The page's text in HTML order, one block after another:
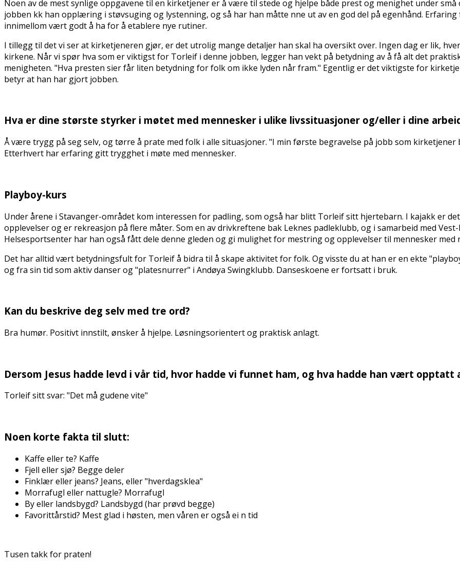
Noen av de mest synlige oppgavene til en kirketjener er å være til stede og hjelpe både prest og menighet under
jobben fikk han opplæring i støvsuging og lystenning, og så har han måtte finne ut av en god del på egenhånd.
innimellom vært godt å ha for å etablere nye rutiner.
I tillegg til det vi ser at kirketjeneren gjør, er det utrolig mange detaljer han skal ha oversikt over. Ingen dag er lik,
kirkene. Når vi spør hva som er viktigst for Torleif i denne jobben, legger han vekt på betydning av å få alt det
menigheten. "Hva presten sier får liten betydning for folk om ikke lyden når fram." Egentlig er det viktigste for
betyr at han har gjort jobben.
Hva er dine største styrker i møtet med mennesker i ulike livssituasjoner og/eller i dine
Å være trygg på seg selv, og tørre å prate med folk i alle situasjoner. "I min første begravelse på jobb som
Etterhvert har erfaring gitt trygghet i møte med mennesker.
Playboy-kurs
Under årene i Stavanger-området kom interessen for padling, som også har blitt Torleif sitt hjertebarn. I kajakk er
opplevelser og er rekreasjon på flere måter. Som en av drivkreftene bak Leknes padleklubb, og i samarbeid med
Helsesportsenter har han også fått dele denne gleden og gi mulighet for mestring og opplevelser til mennesker
Det har alltid vært betydningsfult for Torleif å bidra til å skape aktivitet for folk. Og visste du at han er en ekte
og fra sin tid som aktiv danser og "platesnurrer" i Andøya Swingklubb. Danseskoene er fortsatt i bruk.
Kan du beskrive deg selv med tre ord?
Bra humør. Positivt innstilt, ønsker å hjelpe. Løsningsorientert og praktisk anlagt.
Dersom Jesus hadde levd i vår tid, hvor hadde vi funnet ham, og hva hadde han vært opptatt
Torleif sitt svar: "Det må gudene vite"
Noen korte fakta til slutt:
Kaffe eller te? Kaffe
Fjell eller sjø? Begge deler
Finklær eller jeans? Jeans, eller "hverdagsklea"
Morrafugl eller nattugle? Morrafugl
By eller landsbygd? Landsbygd (har prøvd begge)
Favorittårstid? Mest glad i høsten, men våren er også ei fin tid
Tusen takk for praten!